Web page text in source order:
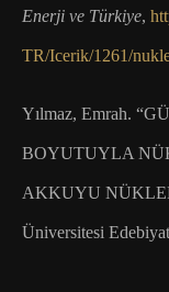
Enerji ve Türkiye,
TR/Icerik/1261/
Yılmaz, Emrah.
BOYUTUYLA
AKKUYU
Üniversitesi